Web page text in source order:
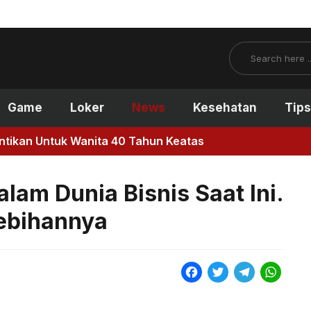
Search
Game Loker News Kesehatan Tips
Untuk Wanita 40 Tahun Keatas
Dunia Bisnis Saat Ini.
F
T
T
W